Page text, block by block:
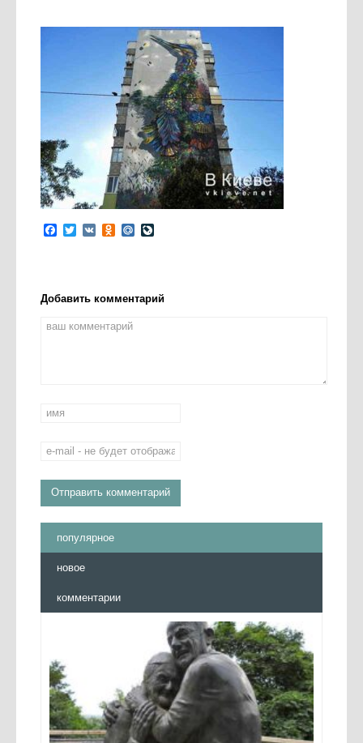
Facebook
Twitter
VK Odnoklassniki
Mail.Ru
Добавить комментарий
популярное
новое
комментарии